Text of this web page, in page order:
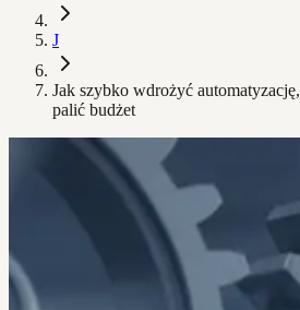
J
Jak szybko wdrożyć
palić budżet